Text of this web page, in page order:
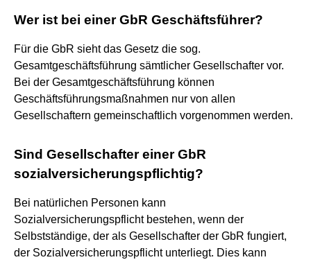
Wer ist bei einer GbR Geschäftsführer?
Für die GbR sieht das Gesetz die sog.
Gesamtgeschäftsführung sämtlicher Gesellschafter vor.
Bei der Gesamtgeschäftsführung können
Geschäftsführungsmaßnahmen nur von allen
Gesellschaftern gemeinschaftlich vorgenommen werden.
Sind Gesellschafter einer GbR
sozialversicherungspflichtig?
Bei natürlichen Personen kann
Sozialversicherungspflicht bestehen, wenn der
Selbstständige, der als Gesellschafter der GbR fungiert,
der Sozialversicherungspflicht unterliegt. Dies kann